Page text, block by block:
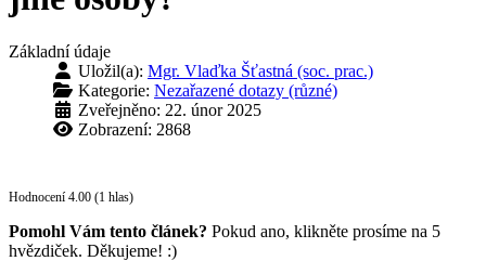
Základní údaje
Uložil(a): Mgr. Vlaďka Šťastná (soc. prac.)
Kategorie: Nezařazené dotazy (různé)
Zveřejněno: 22. únor 2025
Zobrazení: 2868
Hodnocení 4.00 (1 hlas)
Pomohl Vám tento článek? Pokud ano, klikněte prosíme na 5
hvězdiček. Děkujeme! :)